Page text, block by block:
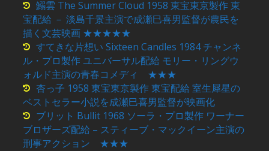
鰯雲 The Summer Cloud 1958 東宝東京製作 東
宝配給 － 淡島千景主演で成瀬巳喜男監督が農民を
描く文芸映画 ★★★★★
すてきな片想い Sixteen Candles 1984 チャンネ
ル・プロ製作 ユニバーサル配給 モリー・リングウ
ォルド主演の青春コメディ ★★★
杏っ子 1958 東宝東京製作 東宝配給 室生犀星の
ベストセラー小説を成瀬巳喜男監督が映画化
ブリット Bullit 1968 ソーラ・プロ製作 ワーナー
ブロザーズ配給 – スティーブ・マックイーン主演の
刑事アクション ★★★